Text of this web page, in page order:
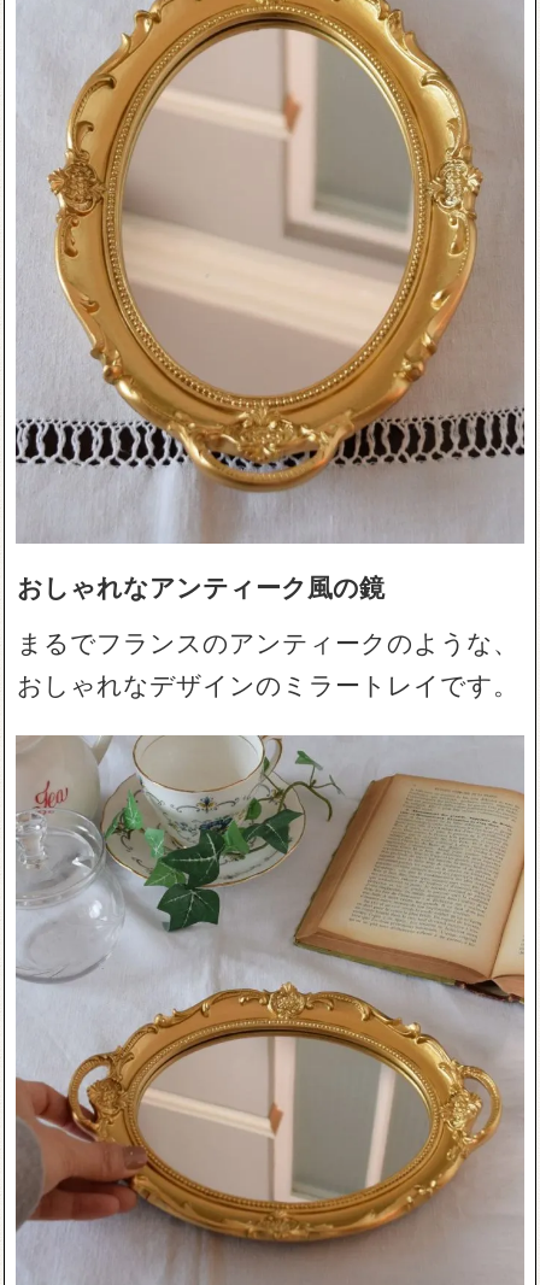
おしゃれなアンティーク風の鏡
まるでフランスのアンティークのような、
おしゃれなデザインのミラートレイです。